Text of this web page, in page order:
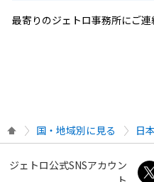
最寄りのジェトロ事務所にご連
国・地域別に見る 日本
ジェトロ公式SNSアカウン